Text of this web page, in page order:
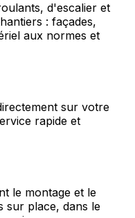
d'escalier et
: façades,
aux normes et
sur votre
rapide et
le montage et le
sur place, dans le